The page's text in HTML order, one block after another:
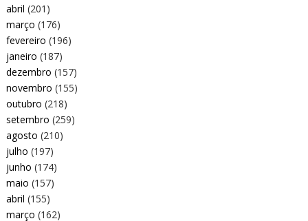
abril (201)
março (176)
fevereiro (196)
janeiro (187)
dezembro (157)
novembro (155)
outubro (218)
setembro (259)
agosto (210)
julho (197)
junho (174)
maio (157)
abril (155)
março (162)